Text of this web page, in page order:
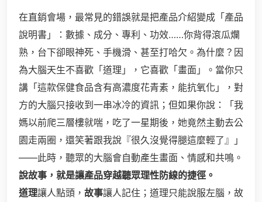
在直銷會場，最常見的錯誤就是把產品介紹變成「產品
說明書」：數據、成分、專利、功效……你背得滾瓜爛
熟，台下卻眼神死、手機滑、甚至打哈欠。為什麼？因
為大腦天生不喜歡「道理」，它喜歡「畫面」。當你只
講「這款保健食品含有高濃度花青素，能抗氧化」，對
方的大腦只接收到一串冰冷的資訊；但如果你說：「我
媽以前爬三層樓就喘，吃了一星期後，她竟然主動去公
園走兩圈，還笑著跟我說『很久沒覺得腿這麼輕了』」
——此時，聽眾的大腦會自動產生畫面、情感和共鳴。
說故事，就是讓產品穿越聽眾理性防線的捷徑。
道理讓人點頭， 故事讓人記住；道理只能說服左腦，故